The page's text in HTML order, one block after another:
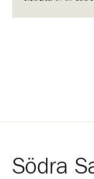
Södra